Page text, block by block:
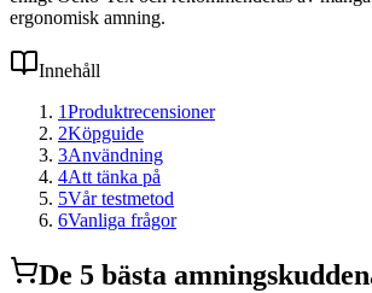
ergonomisk amning.
Innehåll
1Produktrecensioner
2Köpguide
3Användning
4Att tänka på
5Vår testmetod
6Vanliga frågor
De 5 bästa amningskudde